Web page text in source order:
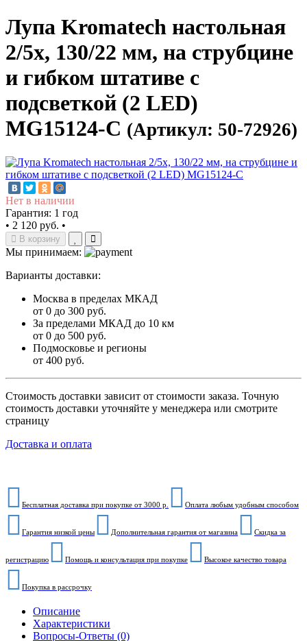
Лупа Kromatech настольная
2/5x, 130/22 мм, на струбцине
и гибком штативе с
подсветкой (2 LED)
MG15124-C (Артикул: 50-72926)
Нет в наличии
Гарантия: 1 год
• 2 120 руб. •
В корзину
Мы принимаем:
Варианты доставки:
Москва в пределах МКАД
от 0 до 300 руб.
За пределами МКАД до 10 км
от 0 до 500 руб.
Подмосковье и регионы
от 400 руб.
Стоимость доставки зависит от стоимости заказа. Точную
стоимость доставки уточняйте у менеджера или смотрите
страницу
Доставка и оплата
Бесплатная доставка при покупке от 3000 р. Оплата любым удобным способом
Гарантия низкой цены Дополнительная гарантия от магазина Скидка за
регистрацию Помощь и консультация при покупке Высокое качество товара
Покупка в рассрочку
Описание
Характеристики
Вопросы-Ответы (0)